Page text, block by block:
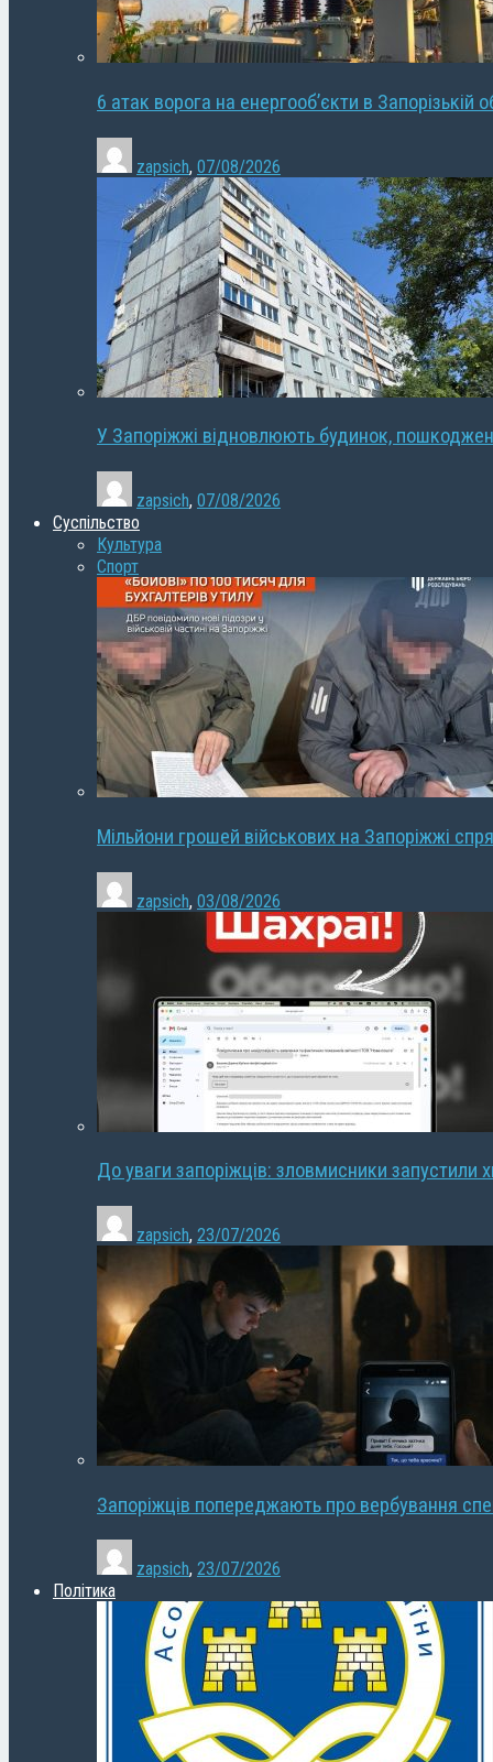
6 атак ворога на енергооб’єкти в Запорізькій
zapsich, 07/08/2026
У Запоріжжі відновлюють будинок,
zapsich, 07/08/2026
Суспільство
Культура
Спорт
Мільйони грошей військових на Запоріжжі
zapsich, 03/08/2026
До уваги запоріжців: зловмисники запустили
zapsich, 23/07/2026
Запоріжців попереджають про вербування
zapsich, 23/07/2026
Політика